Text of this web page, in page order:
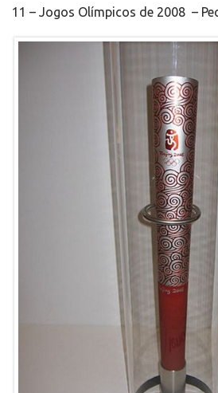
11 – Jogos Olímpicos de 2008 –